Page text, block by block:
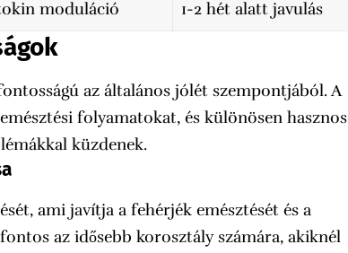
moduláció 1-2 hét alatt javulás
az általános jólét szempontjából. A
folyamatokat, és különösen hasznos
küzdenek.
ami javítja a fehérjék emésztését és a
az idősebb korosztály számára, akiknél